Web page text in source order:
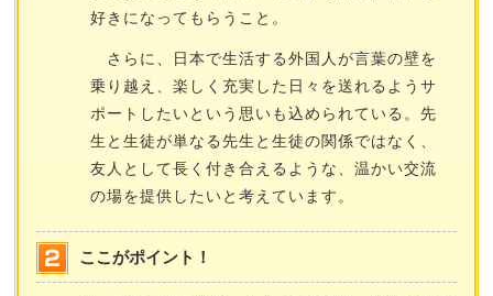
好きになってもらうこと。
さらに、日本で生活する外国人が言葉の壁を
乗り越え、楽しく充実した日々を送れるようサ
ポートしたいという思いも込められている。先
生と生徒が単なる先生と生徒の関係ではなく、
友人として長く付き合えるような、温かい交流
の場を提供したいと考えています。
ここがポイント！